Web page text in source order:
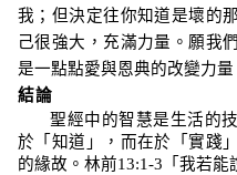
我；但決定往你知道是壞的
己很強大，充滿力量。願我
是一點點愛與恩典的改變力量
結論
聖經中的智慧是生活的
於「知道」，而在於「實踐
的緣故。林前13:1-3 「我若